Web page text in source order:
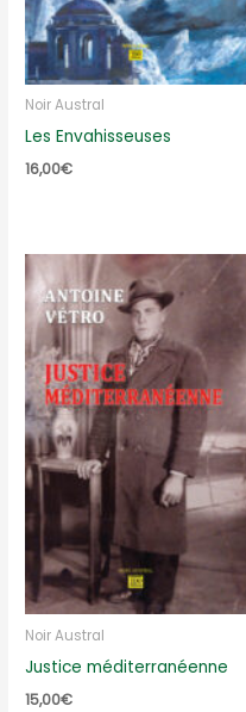
Noir Austral
Les Envahisseuses
16,00€
Noir Austral
Justice méditerranéenne
15,00€